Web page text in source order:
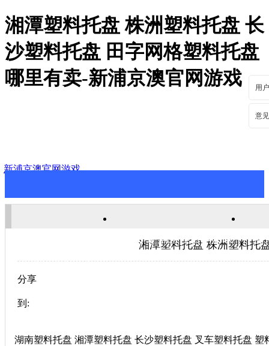
湘潭塑料托盘 株洲塑料托盘 长
沙塑料托盘 田字网格塑料托盘
哪里有卖-新浦京澳官网游戏
用
意
新浦京澳官网游戏
关于新浦京澳官网游戏 新
湘潭塑料托盘 株洲塑料托
分享
到:
湖南塑料托盘 湘潭塑料托盘 长沙塑料托盘 叉车塑料托盘